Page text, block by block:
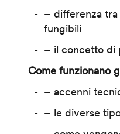
– differenza
fungibili
– il concetto di
Come funzionano
– accenni
– le diverse